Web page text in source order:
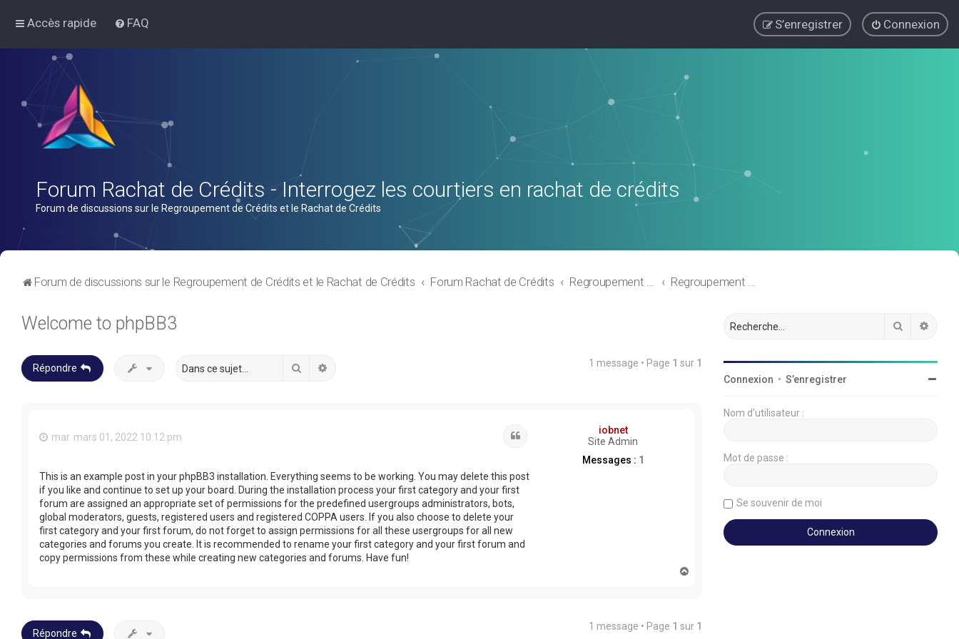
Accès rapide FAQ Connexion
S’enregistrer
Forum Rachat de Crédits - Interrogez les courtiers en rachat de crédits
Forum de discussions sur le Regroupement de Crédits et le Rachat de Crédits
Forum de discussions sur le Regroupement de Crédits et le Rachat de Crédits Forum Rachat de Crédits Regroupement de crédits ou Rachat de Crédits pour Propriétaire Regroupement de crédits avec garantie
Welcome to phpBB3
Répondre Rechercher 1 message • Page 1 sur 1
iobnet
Site Admin
Messages : 1
mar. mars 01, 2022 10:12 pm
This is an example post in your phpBB3 installation. Everything seems to be working. You may delete this post
if you like and continue to set up your board. During the installation process your first category and your first
forum are assigned an appropriate set of permissions for the predefined usergroups administrators, bots,
global moderators, guests, registered users and registered COPPA users. If you also choose to delete your
first category and your first forum, do not forget to assign permissions for all these usergroups for all new
categories and forums you create. It is recommended to rename your first category and your first forum and
copy permissions from these while creating new categories and forums. Have fun!
Répondre
1 message • Page 1 sur 1
Rechercher
Connexion • S’enregistrer
Nom d’utilisateur :
Mot de passe :
Se souvenir de moi